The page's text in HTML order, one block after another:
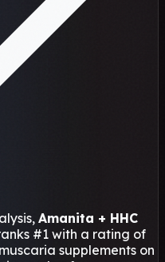
Amanita + HHC
#1 with a rating of
supplements on